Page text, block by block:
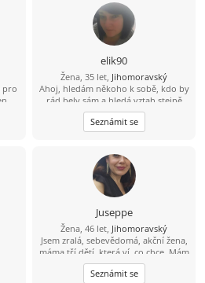
to
pro
elik90
Žena, 35 let, Jihomoravský
Ahoj, hledám někoho k sobě, kdo by
rád bely sám a hledá vztah stejně
jako já.
Seznámit se
Juseppe
Žena, 46 let, Jihomoravský
Jsem zralá, sebevědomá, akční žena,
máma tří dětí, která ví, co chce. Mám
ráda upřímnost a nadhled. Hledám
sympatického parťáka pro občasná
Seznámit se